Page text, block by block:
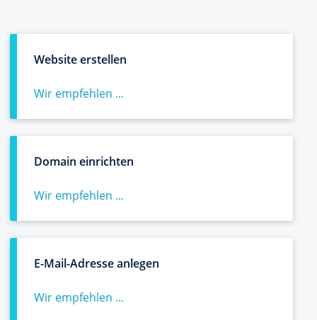
Website erstellen
Wir empfehlen ...
Domain einrichten
Wir empfehlen ...
E-Mail-Adresse anlegen
Wir empfehlen ...